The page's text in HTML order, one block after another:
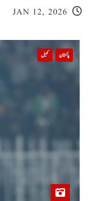
JAN 12, 2026
پاکستان کھیل